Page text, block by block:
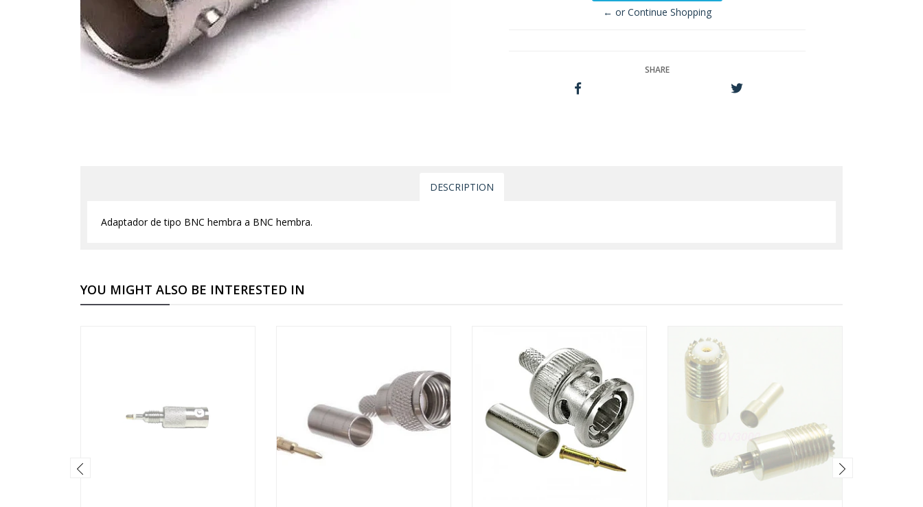
← or Continue Shopping
SHARE
DESCRIPTION
Adaptador de tipo BNC hembra a BNC hembra.
YOU MIGHT ALSO BE INTERESTED IN